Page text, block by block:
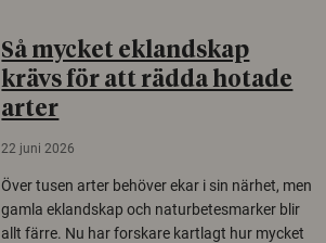
Så mycket eklandskap
krävs för att rädda hotade
arter
22 juni 2026
Över tusen arter behöver ekar i sin närhet, men
gamla eklandskap och naturbetesmarker blir
allt färre. Nu har forskare kartlagt hur mycket